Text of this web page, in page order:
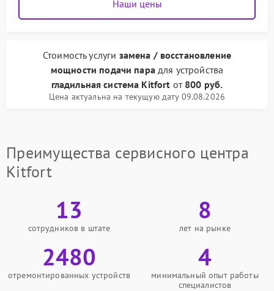
Наши цены
Стоимость услуги замена / восстановление
мощности подачи парадля устройства
гладильная система Kitfort от 800 руб.
Цена актуальна на текущую дату 09.08.2026
Преимущества сервисного центра
Kitfort
13
сотрудников в штате
8
лет на рынке
2480
отремонтированных устройств
4
минимальный опыт работы
специалистов